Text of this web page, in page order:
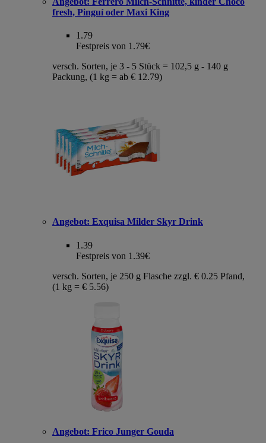
fresh, Pinguí oder Maxi King
1.79
Festpreis von 1.79€
versch. Sorten, je 3 - 5 Stück = 102,5 g - 140 g
Packung, (1 kg = ab € 12.79)
Angebot: Exquisa Milder Skyr Drink
1.39
Festpreis von 1.39€
versch. Sorten, je 250 g Flasche zzgl. € 0.25 Pfand,
(1 kg = € 5.56)
Angebot: Frico Junger Gouda